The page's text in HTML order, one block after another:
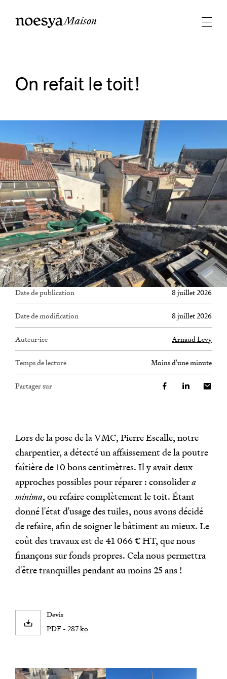
Maison
On refait le toit !
Date de publication 8 juillet 2026
Date de modification 8 juillet 2026
Auteur·ice Arnaud Levy
Temps de lecture moins d'une minute
Partager sur
Lors de la pose de la VMC, Pierre Escalle, notre
charpentier, a détecté un affaissement de la poutre
faîtière de 10 bons centimètres. Il y avait deux
approches possibles pour réparer : consolidera
minima, ou refaire complètement le toit. Étant
donné l'état d'usage des tuiles, nous avons décidé
de refaire, afin de soigner le bâtiment au mieux. Le
coût des travaux est de 41 066 € HT, que nous
finançons sur fonds propres. Cela nous permettra
d'être tranquilles pendant au moins 25 ans !
Devis
PDF - 287ko
Agrandir